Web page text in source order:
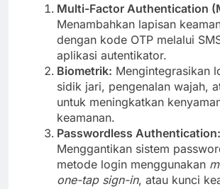
Multi-Factor Authentication
Menambahkan lapisan
dengan kode OTP melalui
aplikasi autentikator.
Biometrik: Mengintegrasikan
sidik jari, pengenalan wajah,
untuk meningkatkan
keamanan.
Passwordless Authentication:
Menggantikan sistem
metode login menggunakan
one-tap sign-in, atau kunci